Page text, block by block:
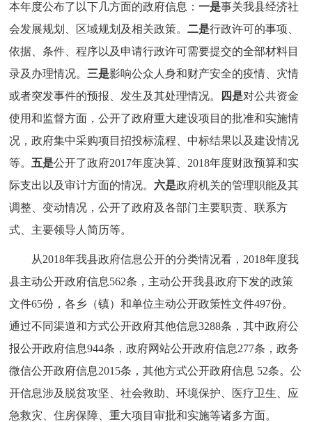
本年度公布了以下几方面的政府信息：一是事关我县经济社
会发展规划、区域规划及相关政策。二是行政许可的事项、
依据、条件、程序以及申请行政许可需要提交的全部材料目
录及办理情况。 三是影响公众人身和财产安全的疫情、灾情
或者突发事件的预报、发生及其处理情况。
四是对公共资金
使用和监督方面，公开了政府重大建设项目的批准和实施情
况，政府集中采购项目招投标流程、中标结果以及建设情况
等。 五是公开了政府2017年度决算、2018年度财政预算和实
际支出以及审计方面的情况。六是政府机关的管理职能及其
调整、变动情况，公开了政府及各部门主要职责、联系方
式、主要领导人简历等。
从2018年我县政府信息公开的分类情况看，2018年度我
县主动公开政府信息562条，主动公开我县政府下发的政策
文件65份，各乡（镇）和单位主动公开政策性文件497份。
通过不同渠道和方式公开政府其他信息3288条，其中政府公
报公开政府信息944条，政府网站公开政府信息277条，政务
微信公开政府信息2015条，其他方式公开政府信息 52条。公
开信息涉及脱贫攻坚、社会救助、环境保护、医疗卫生、应
急救灾、住房保障、重大项目审批和实施等诸多方面。